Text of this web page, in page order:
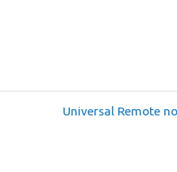
Universal Remote